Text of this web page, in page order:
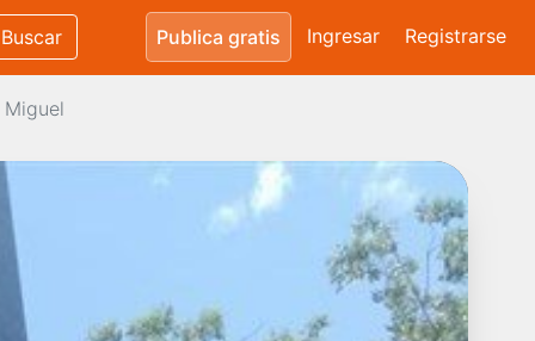
Buscar Publica gratis Ingresar Registrarse